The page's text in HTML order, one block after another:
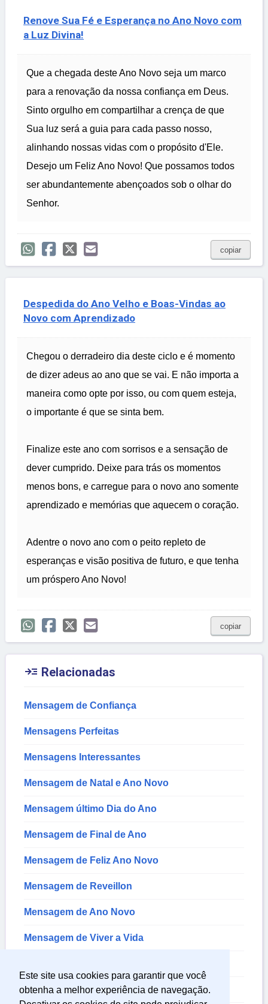
Este site usa cookies para garantir que você
obtenha a melhor experiência de navegação.
Renove Sua Fé e Esperança no Ano Novo com
a Luz Divina!
Que a chegada deste Ano Novo seja um marco
para a renovação da nossa confiança em Deus.
Sinto orgulho em compartilhar a crença de que
Sua luz será a guia para cada passo nosso,
alinhando nossas vidas com o propósito d'Ele.
Desejo um Feliz Ano Novo! Que possamos todos
ser abundantemente abençoados sob o olhar do
Senhor.
copiar
Despedida do Ano Velho e Boas-Vindas ao
Novo com Aprendizado
Chegou o derradeiro dia deste ciclo e é momento
de dizer adeus ao ano que se vai. E não importa a
maneira como opte por isso, ou com quem esteja,
o importante é que se sinta bem.
Finalize este ano com sorrisos e a sensação de
dever cumprido. Deixe para trás os momentos
menos bons, e carregue para o novo ano somente
aprendizado e memórias que aquecem o coração.
Adentre o novo ano com o peito repleto de
esperanças e visão positiva de futuro, e que tenha
um próspero Ano Novo!
copiar
 Relacionadas
Mensagem de Confiança
Mensagens Perfeitas
Mensagens Interessantes
Mensagem de Natal e Ano Novo
Mensagem último Dia do Ano
Mensagem de Final de Ano
Mensagem de Feliz Ano Novo
Mensagem de Reveillon
Mensagem de Ano Novo
Mensagem de Viver a Vida
Mensagem de Luta